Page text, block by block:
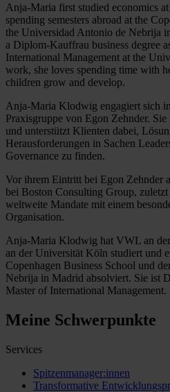
Anja-Maria first studied economics
spending semesters abroad at the
the Universidad Antonio de Nebrija
a Diplom-Kauffrau business degree
International Management at the
work, she loves spending time with
children grow and develop.
Anja-Maria Klodwig engagiert sich
Praxisgruppe von Egon Zehnder.
und unterstützt Klienten dabei,
Herausforderungen in Sachen
Governance zu finden.
Vor ihrem Eintritt bei Egon Zehnder
bei Boston Consulting Group,
weltweite Mandate mit einem
Organisation.
Anja-Maria Klodwig hat VWL an
an der Universität Köln studiert und
Copenhagen Business School und
Nebrija in Madrid absolviert. Sie ist
Master of International Management.
Meine Schwerpunkte
Services
Spitzenmanager:innen
Transformative